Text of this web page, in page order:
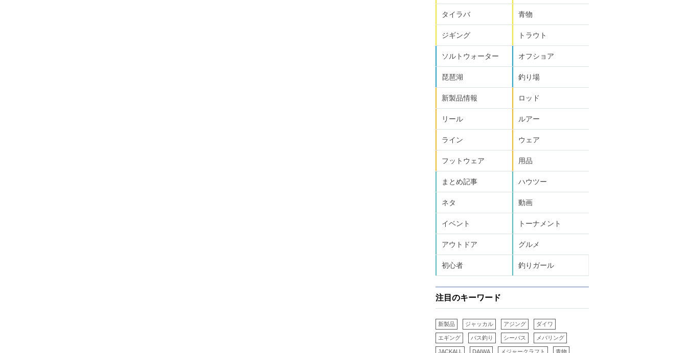
タイラバ 青物
ジギング トラウト
ソルトウォーター オフショア
琵琶湖 釣り場
新製品情報 ロッド
リール ルアー
ライン ウェア
フットウェア 用品
まとめ記事 ハウツー
ネタ 動画
イベント トーナメント
アウトドア グルメ
初心者 釣りガール
注目のキーワード
新製品 ジャッカル アジング ダイワ
エギング バス釣り シーバス メバリング
JACKALL DAIWA メジャークラフト 青物